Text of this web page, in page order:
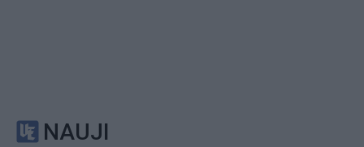
NAUJI